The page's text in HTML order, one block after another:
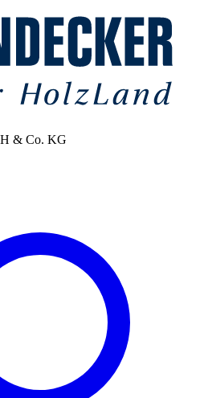
& Co. KG